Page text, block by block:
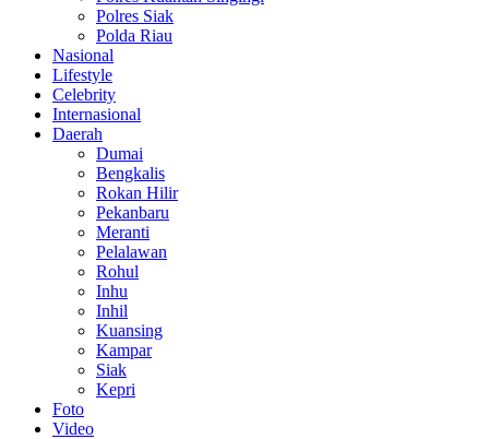
Polres Siak
Polda Riau
Nasional
Lifestyle
Celebrity
Internasional
Daerah
Dumai
Bengkalis
Rokan Hilir
Pekanbaru
Meranti
Pelalawan
Rohul
Inhu
Inhil
Kuansing
Kampar
Siak
Kepri
Foto
Video